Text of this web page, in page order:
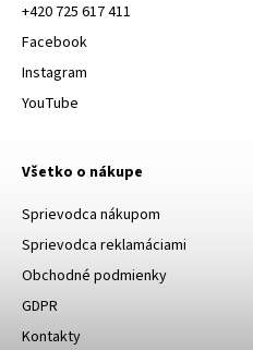
+420 725 617 411
Facebook
Instagram
YouTube
Všetko o nákupe
Sprievodca nákupom
Sprievodca reklamáciami
Obchodné podmienky
GDPR
Kontakty